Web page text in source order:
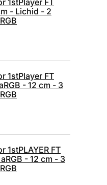
1stPlayer FT
- Lichid - 2
448,69 lei.
1stPlayer FT
- 12 cm - 3
lei.
1stPLAYER FT
- 12 cm - 3